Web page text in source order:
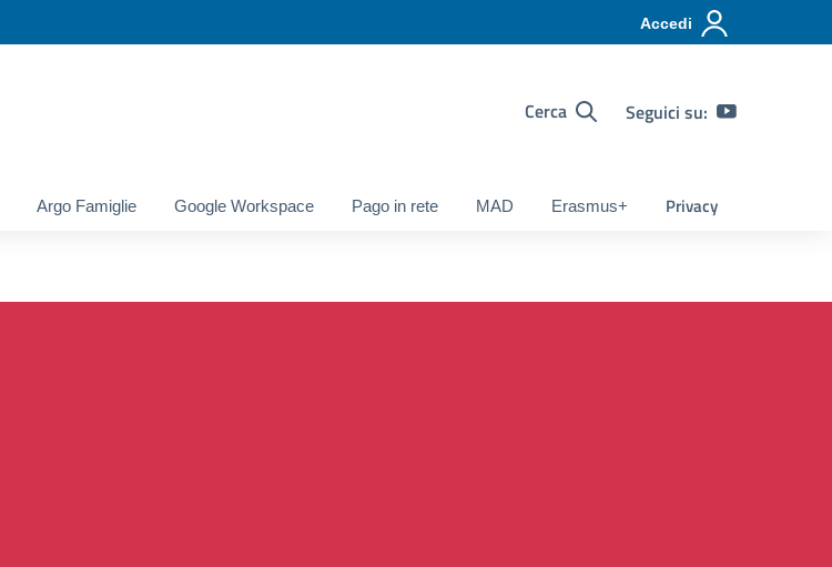
Accedi
Cerca Seguici su:
Argo Famiglie Google Workspace Pago in rete MAD Erasmus+ Privacy